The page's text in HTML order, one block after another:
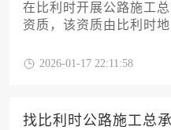
在比利时开展公路施工
资质，该资质由比利时
流程包含材料准备、申
2026-01-17 22:11:58
找比利时公路施工总